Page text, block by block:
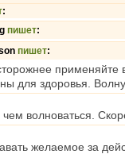
:
пишет:
пишет:
применяйте
для здоровья.
волноваться.
желаемое за